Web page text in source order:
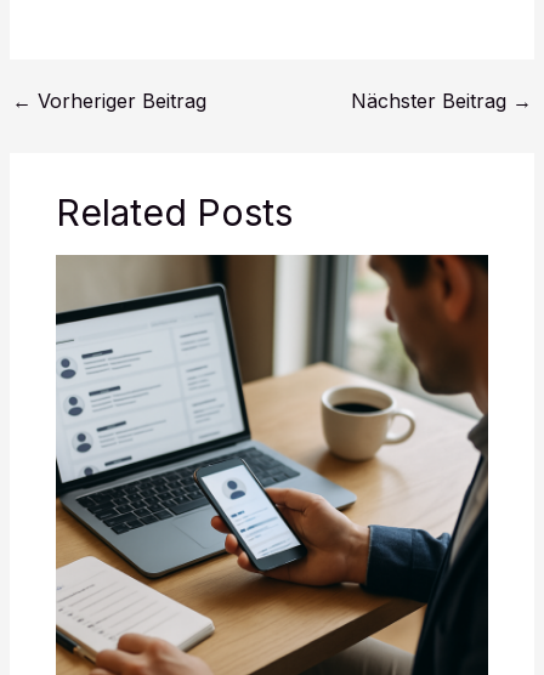
← Vorheriger Beitrag Nächster Beitrag →
Related Posts